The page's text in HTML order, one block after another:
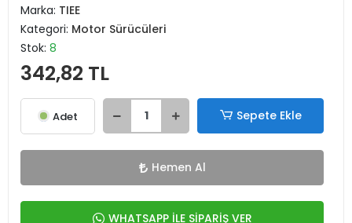
Marka: TIEE
Kategori: Motor Sürücüleri
Stok: 8
342,82 TL
Adet Sepete Ekle
Hemen Al
WHATSAPP İLE SİPARİŞ VER